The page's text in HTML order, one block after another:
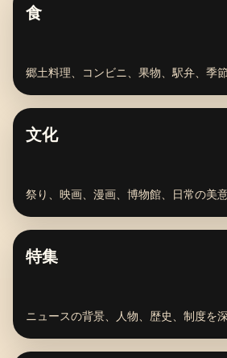
食
郷土料理、コンビニ、果物、駅弁、季節
文化
祭り、映画、漫画、博物館、日常の美意
特集
ニュースの背景、人物、歴史、制度を深